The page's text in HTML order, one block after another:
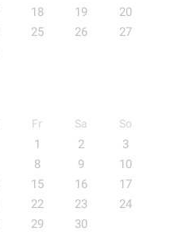
18 19
20
25 26
27
Fr Sa So
1 2
3
8 9
10
15 16
17
22 23
24
29 30